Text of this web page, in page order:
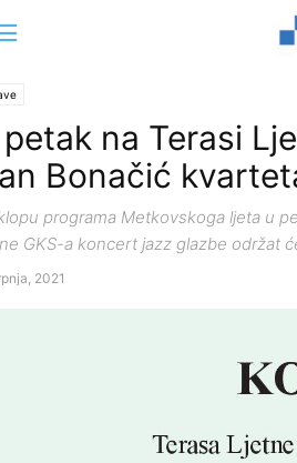
petak na Terasi
Bonačić
programa Metkovskoga ljeta u
GKS-a koncert jazz glazbe održat
2021